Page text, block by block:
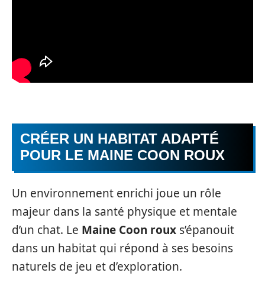
CRÉER UN HABITAT ADAPTÉ
POUR LE MAINE COON ROUX
Un environnement enrichi joue un rôle
majeur dans la santé physique et mentale
d’un chat. Le Maine Coon roux s’épanouit
dans un habitat qui répond à ses besoins
naturels de jeu et d’exploration.